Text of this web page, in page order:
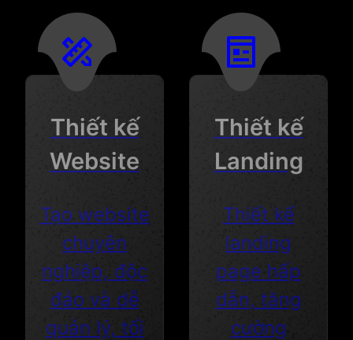
Thiết kế
Website
Tạo website
chuyên
nghiệp, độc
đáo và dễ
quản lý, tối
Thiết kế
Landing
Thiết kế
landing
page hấp
dẫn, tăng
cường